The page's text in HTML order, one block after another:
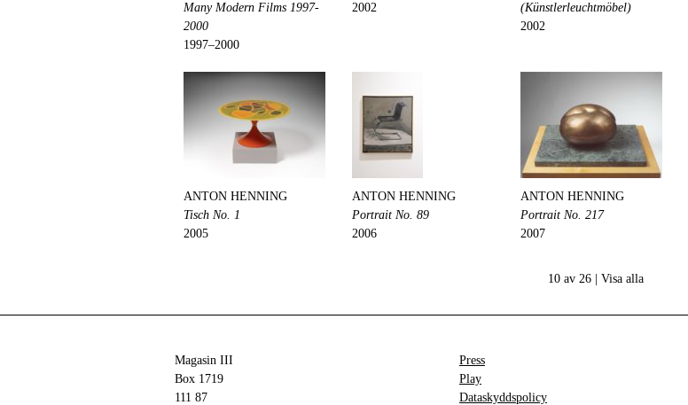
Many Modern Films 1997-
2000
1997–2000
2002
(Künstlerleuchtmöbel)
2002
ANTON HENNING
Tisch No. 1
2005
ANTON HENNING
Portrait No. 89
2006
ANTON HENNING
Portrait No. 217
2007
10 av 26 | Visa alla
Magasin III
Box 1719
111 87
Press
Play
Dataskyddspolicy